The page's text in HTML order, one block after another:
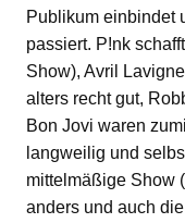
Publikum einbindet
passiert. P!nk
Show), Avril
alters recht gut,
Bon Jovi waren
langweilig und
mittelmäßige Show
anders und auch